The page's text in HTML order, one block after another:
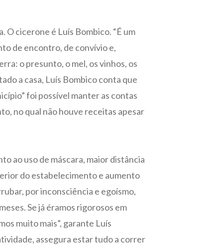
O cicerone é Luís Bombico. “É um
de encontro, de convívio e,
o presunto, o mel, os vinhos, os
a casa, Luís Bombico conta que
foi possível manter as contas
no qual não houve receitas apesar
ao uso de máscara, maior distância
do estabelecimento e aumento
por inconsciência e egoísmo,
Se já éramos rigorosos em
muito mais”, garante Luís
assegura estar tudo a correr